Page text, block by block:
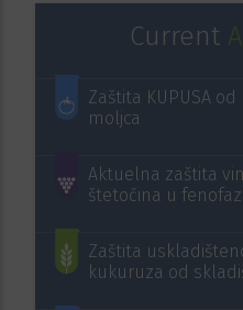
Current
Zaštita KUPUSA
moljca
Aktuelna zaštita
štetočina u
Zaštita
kukuruza od